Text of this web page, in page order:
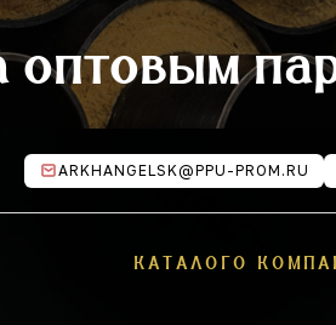
оптовым
ARKHANGELSK@PPU-PROM.RU
КАТАЛОГО